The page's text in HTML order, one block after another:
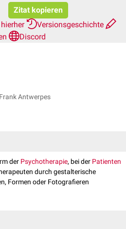
Zitat kopieren
Versionsgeschichte
Discord
Antwerpes
der Psychotherapie, bei der Patienten
durch gestalterische
Formen oder Fotografieren